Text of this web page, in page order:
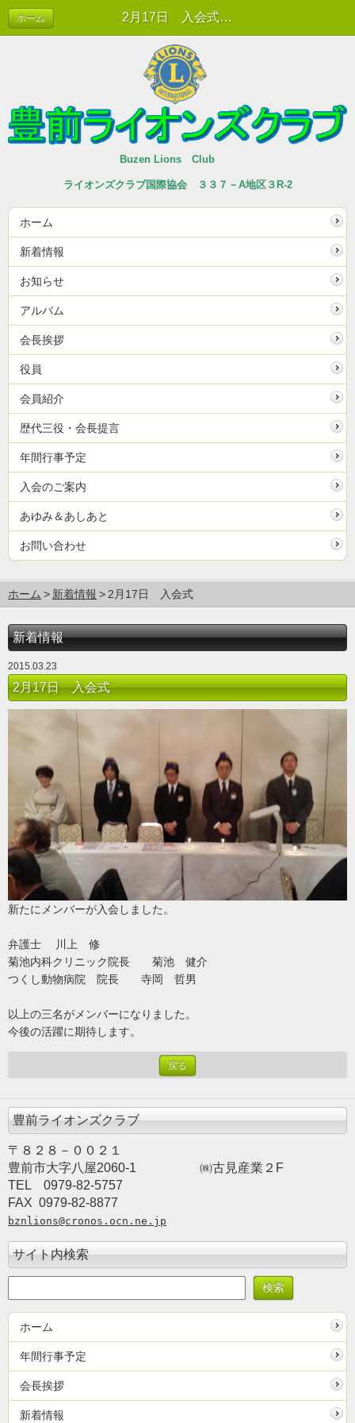
2月17日 入会式 | 新着情報
ホーム
Buzen Lions Club
ライオンズクラブ国際協会 ３３７－A地区３R-2
ホーム
新着情報
お知らせ
アルバム
会長挨拶
役員
会員紹介
歴代三役・会長提言
年間行事予定
入会のご案内
あゆみ＆あしあと
お問い合わせ
ホーム 新着情報 2月17日 入会式
新着情報
2015.03.23
2月17日 入会式
新たにメンバーが入会しました。
弁護士 川上 修
菊池内科クリニック院長 菊池 健介
つくし動物病院 院長 寺岡 哲男
以上の三名がメンバーになりました。
今後の活躍に期待します。
戻る
豊前ライオンズクラブ
〒８２８－００２１
豊前市大字八屋2060-1 ㈱古見産業２F
TEL　0979-82-5757
FAX  0979-82-8877
bznlions@cronos.ocn.ne.jp
サイト内検索
ホーム
年間行事予定
会長挨拶
新着情報